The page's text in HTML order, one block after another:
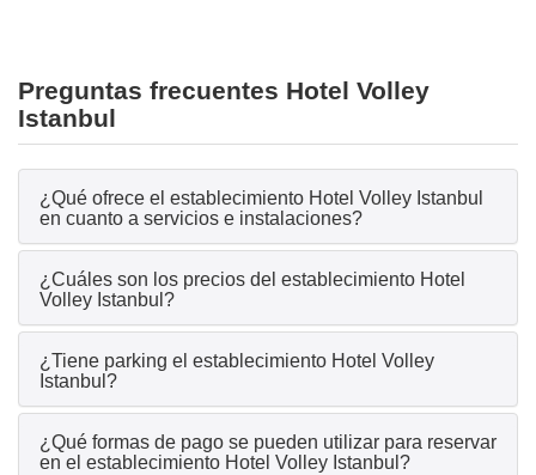
Preguntas frecuentes Hotel Volley
Istanbul
¿Qué ofrece el establecimiento Hotel Volley Istanbul
en cuanto a servicios e instalaciones?
¿Cuáles son los precios del establecimiento Hotel
Volley Istanbul?
¿Tiene parking el establecimiento Hotel Volley
Istanbul?
¿Qué formas de pago se pueden utilizar para reservar
en el establecimiento Hotel Volley Istanbul?